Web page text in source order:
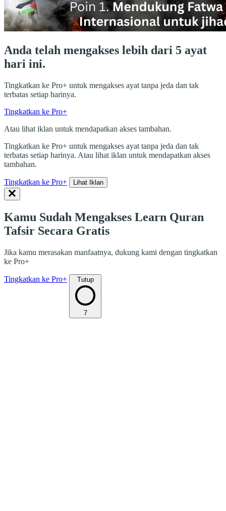
Anda telah mengakses lebih dari 5 ayat
hari ini.
Tingkatkan ke Pro+ untuk mengakses ayat tanpa jeda dan tak
terbatas setiap harinya.
Tingkatkan ke Pro+
Atau lihat iklan untuk mendapatkan akses tambahan.
Tingkatkan ke Pro+ untuk mengakses ayat tanpa jeda dan tak
terbatas setiap harinya. Atau lihat iklan untuk mendapatkan akses
tambahan.
Tingkatkan ke Pro+ Lihat Iklan
Kamu Sudah Mengakses Learn Quran
Tafsir Secara Gratis
Jika kamu merasakan manfaatnya, dukung kami dengan tingkatkan
ke Pro+
Tingkatkan ke Pro+ Tutup
7